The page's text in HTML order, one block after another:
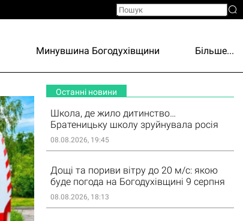
Минувшина Богодухівщини Більше...
Останні новини
Школа, де жило дитинство…
Братеницьку школу зруйнувала росія
08.08.2026, 19:45
Дощі та пориви вітру до 20 м/с: якою
буде погода на Богодухівщині 9 серпня
08.08.2026, 18:13